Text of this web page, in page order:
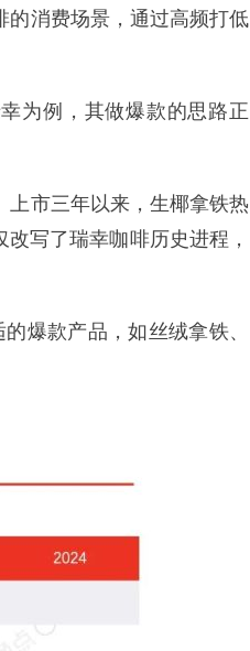
的消费场景，通过高频打低
为例，其做爆款的思路正
上市三年以来，生椰拿铁热
写了瑞幸咖啡历史进程，
爆款产品，如丝绒拿铁、